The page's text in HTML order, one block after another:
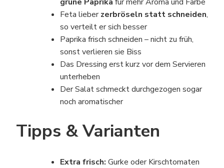
Feta lieberzerbröseln statt schneiden,
so verteilt er sich besser
Paprika frisch schneiden – nicht zu früh,
sonst verlieren sie Biss
Das Dressing erst kurz vor dem Servieren
unterheben
Der Salat schmeckt durchgezogen sogar
noch aromatischer
Tipps & Varianten
Extra frisch: Gurke oder Kirschtomaten